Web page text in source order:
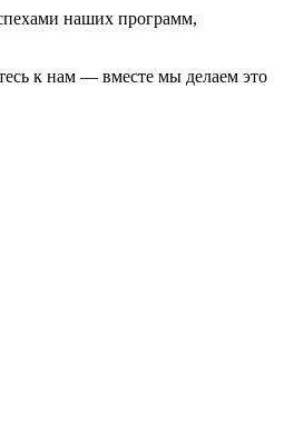
наших программ,
к нам — вместе мы делаем это